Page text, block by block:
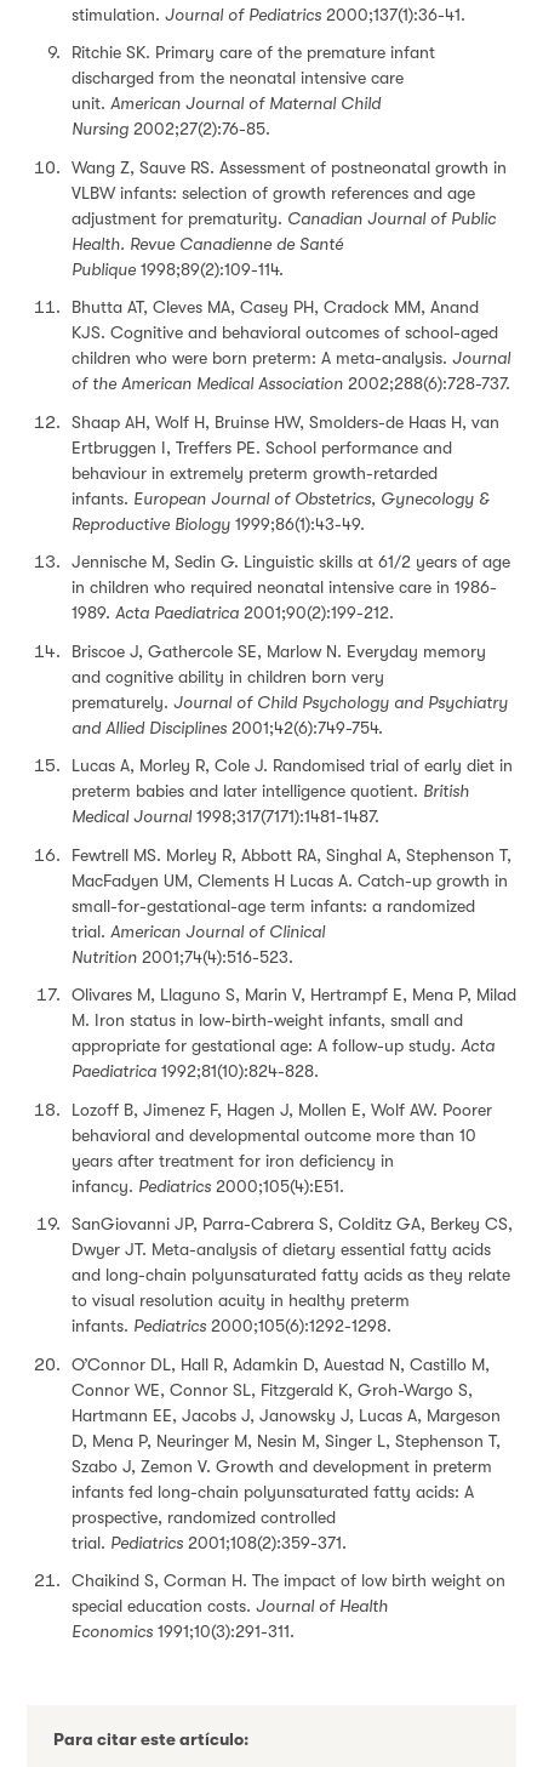
stimulation. Journal of Pediatrics 2000;137(1):36-41.
Ritchie SK. Primary care of the premature infant
discharged from the neonatal intensive care
unit. American Journal of Maternal Child
Nursing 2002;27(2):76-85.
Wang Z, Sauve RS. Assessment of postneonatal growth in
VLBW infants: selection of growth references and age
adjustment for prematurity. Canadian Journal of Public
Health. Revue Canadienne de Santé
Publique 1998;89(2):109-114.
Bhutta AT, Cleves MA, Casey PH, Cradock MM, Anand
KJS. Cognitive and behavioral outcomes of school-aged
children who were born preterm: A meta-analysis. Journal
of the American Medical Association 2002;288(6):728-737.
Shaap AH, Wolf H, Bruinse HW, Smolders-de Haas H, van
Ertbruggen I, Treffers PE. School performance and
behaviour in extremely preterm growth-retarded
infants. European Journal of Obstetrics, Gynecology &
Reproductive Biology 1999;86(1):43-49.
Jennische M, Sedin G. Linguistic skills at 61/2 years of age
in children who required neonatal intensive care in 1986-
1989. Acta Paediatrica 2001;90(2):199-212.
Briscoe J, Gathercole SE, Marlow N. Everyday memory
and cognitive ability in children born very
prematurely. Journal of Child Psychology and Psychiatry
and Allied Disciplines 2001;42(6):749-754.
Lucas A, Morley R, Cole J. Randomised trial of early diet in
preterm babies and later intelligence quotient. British
Medical Journal1998;317(7171):1481-1487.
Fewtrell MS. Morley R, Abbott RA, Singhal A, Stephenson T,
MacFadyen UM, Clements H Lucas A. Catch-up growth in
small-for-gestational-age term infants: a randomized
trial. American Journal of Clinical
Nutrition 2001;74(4):516-523.
Olivares M, Llaguno S, Marin V, Hertrampf E, Mena P, Milad
M. Iron status in low-birth-weight infants, small and
appropriate for gestational age: A follow-up study. Acta
Paediatrica 1992;81(10):824-828.
Lozoff B, Jimenez F, Hagen J, Mollen E, Wolf AW. Poorer
behavioral and developmental outcome more than 10
years after treatment for iron deficiency in
infancy. Pediatrics 2000;105(4):E51.
SanGiovanni JP, Parra-Cabrera S, Colditz GA, Berkey CS,
Dwyer JT. Meta-analysis of dietary essential fatty acids
and long-chain polyunsaturated fatty acids as they relate
to visual resolution acuity in healthy preterm
infants. Pediatrics 2000;105(6):1292-1298.
O’Connor DL, Hall R, Adamkin D, Auestad N, Castillo M,
Connor WE, Connor SL, Fitzgerald K, Groh-Wargo S,
Hartmann EE, Jacobs J, Janowsky J, Lucas A, Margeson
D, Mena P, Neuringer M, Nesin M, Singer L, Stephenson T,
Szabo J, Zemon V. Growth and development in preterm
infants fed long-chain polyunsaturated fatty acids: A
prospective, randomized controlled
trial. Pediatrics 2001;108(2):359-371.
Chaikind S, Corman H. The impact of low birth weight on
special education costs. Journal of Health
Economics 1991;10(3):291-311.
Para citar este artículo: